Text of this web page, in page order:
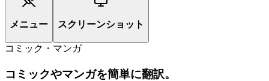
メニュー スクリーンショット
コミック・マンガ
コミックやマンガを簡単に翻訳。